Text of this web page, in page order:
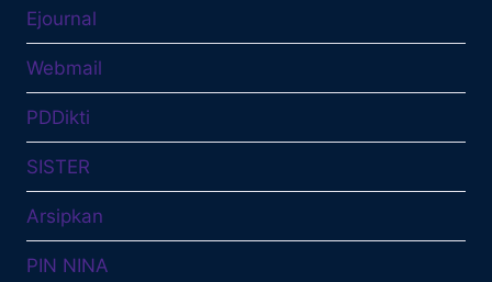
Ejournal
Webmail
PDDikti
SISTER
Arsipkan
PIN NINA